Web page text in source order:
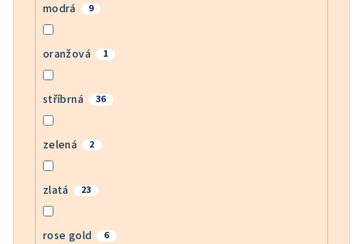
modrá 9
oranžová 1
stříbrná 36
zelená 2
zlatá 23
rose gold 6